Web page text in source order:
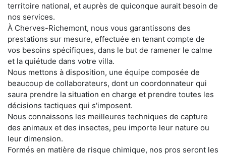
territoire national, et auprès de quiconque aurait besoin de
nos services.
À Cherves-Richemont, nous vous garantissons des
prestations sur mesure, effectuée en tenant compte de
vos besoins spécifiques, dans le but de ramener le calme
et la quiétude dans votre villa.
Nous mettons à disposition, une équipe composée de
beaucoup de collaborateurs, dont un coordonnateur qui
saura prendre la situation en charge et prendre toutes les
décisions tactiques qui s'imposent.
Nous connaissons les meilleures techniques de capture
des animaux et des insectes, peu importe leur nature ou
leur dimension.
Formés en matière de risque chimique, nos pros seront les